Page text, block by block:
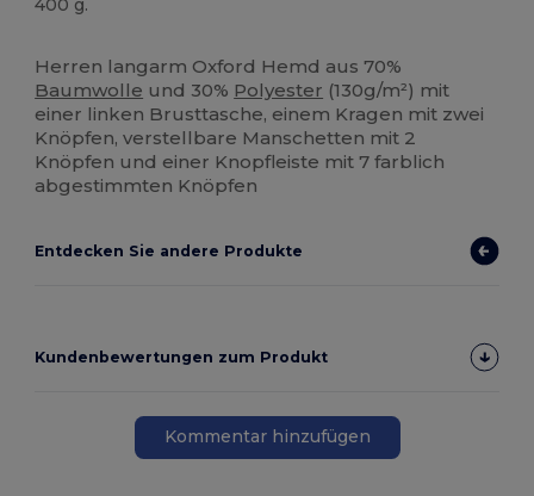
400 g.
Herren langarm Oxford Hemd aus 70%
Baumwolle und 30% Polyester (130g/m²) mit
einer linken Brusttasche, einem Kragen mit zwei
Knöpfen, verstellbare Manschetten mit 2
Knöpfen und einer Knopfleiste mit 7 farblich
abgestimmten Knöpfen
Entdecken Sie andere Produkte
Kundenbewertungen zum Produkt
Kommentar hinzufügen